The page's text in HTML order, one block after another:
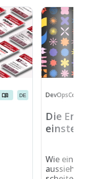
DE DevOpsCon
Die
Wie eine
aussieht,